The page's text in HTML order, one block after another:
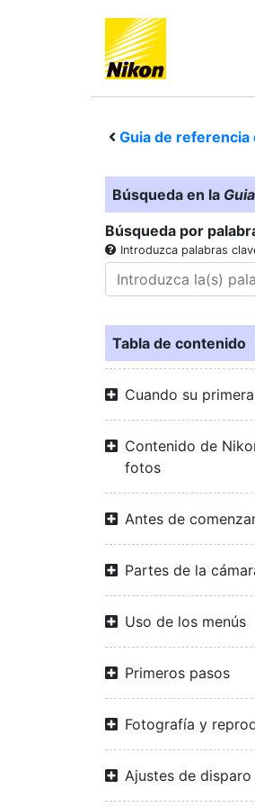
Guia de referencia
Búsqueda en la
Búsqueda por
Introduzca palabras
Tabla de contenido
Cuando su
Contenido de
fotos
Antes de
Partes de la
Uso de los menús
Primeros pasos
Fotografía y
Ajustes de disparo